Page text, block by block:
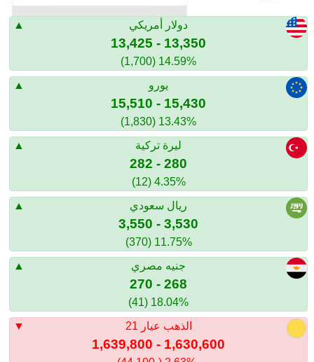
دولار أمريكي
13,350 - 13,425
14.59% (1,700)
يورو
15,430 - 15,510
13.43% (1,830)
ليرة تركية
280 - 282
4.35% (12)
ريال سعودي
3,530 - 3,550
11.75% (370)
جنيه مصري
268 - 270
18.04% (41)
الذهب عيار 21
1,630,600 - 1,639,800